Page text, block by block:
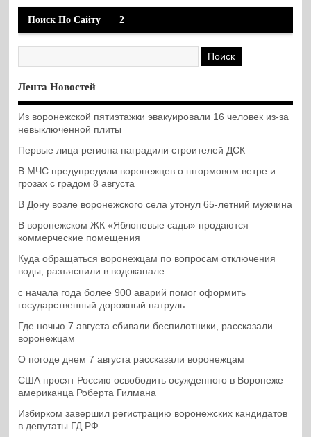
Поиск По Сайту 2
Лента Новостей
Из воронежской пятиэтажки эвакуировали 16 человек из-за
невыключенной плиты
Первые лица региона наградили строителей ДСК
В МЧС предупредили воронежцев о штормовом ветре и
грозах с градом 8 августа
В Дону возле воронежского села утонул 65-летний мужчина
В воронежском ЖК «Яблоневые сады» продаются
коммерческие помещения
Куда обращаться воронежцам по вопросам отключения
воды, разъяснили в водоканале
с начала года более 900 аварий помог оформить
государственный дорожный патруль
Где ночью 7 августа сбивали беспилотники, рассказали
воронежцам
О погоде днем 7 августа рассказали воронежцам
США просят Россию освободить осужденного в Воронеже
американца Роберта Гилмана
Избирком завершил регистрацию воронежских кандидатов
в депутаты ГД РФ